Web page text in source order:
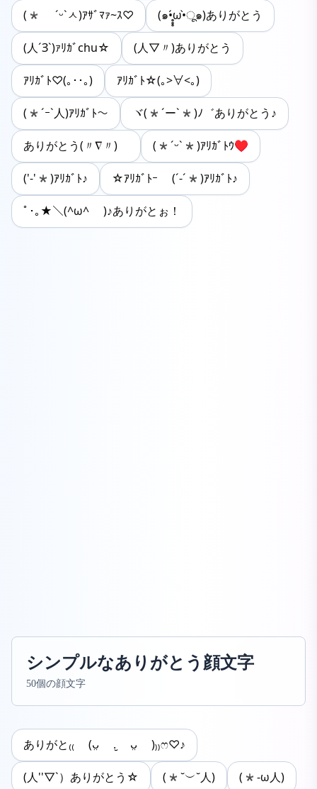
(* ˊᵕˋㅅ)ｱｻﾞﾏｧ~ｽ♡ (๑•̥̥̥́ω•̀ू๑)ありがとう
(人´З`)ｧﾘｶﾞchu☆ (人▽〃)ありがとう
ｱﾘｶﾞﾄ♡(｡･･｡) ｱﾘｶﾞﾄ☆(｡>∀<｡)
(*´ｰ`人)ｱﾘｶﾞﾄ〜 ヾ(*´ー`*)ﾉ゛ありがとう♪
ありがとう(〃∇〃)ゞ (*ˊᵕˋ*)ｱﾘｶﾞﾄｳ♥
('-'*)ｱﾘｶﾞﾄ♪ ☆ｱﾘｶﾞﾄｰ (´-´*)ｱﾘｶﾞﾄ♪
ﾟ･｡★＼(^ω^ )♪ありがとぉ！
シンプルなありがとう顔文字
50個の顔文字
ありがと₍₍ (ᴗ̤ .̮ ᴗ̤ )₎₎ෆ♡♪
(人''▽`）ありがとう☆ (*˘︶˘人) (*-ω人)